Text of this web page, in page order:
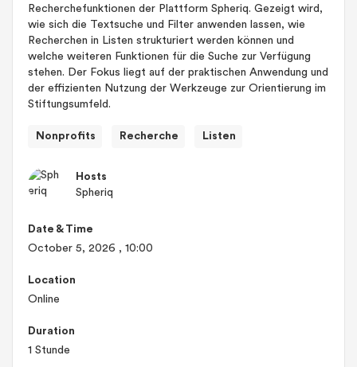
Recherchefunktionen der Plattform Spheriq. Gezeigt wird,
wie sich die Textsuche und Filter anwenden lassen, wie
Recherchen in Listen strukturiert werden können und
welche weiteren Funktionen für die Suche zur Verfügung
stehen. Der Fokus liegt auf der praktischen Anwendung und
der effizienten Nutzung der Werkzeuge zur Orientierung im
Stiftungsumfeld.
Nonprofits Recherche Listen
Hosts
Spheriq
Date & Time
October 5, 2026 , 10:00
Location
Online
Duration
1 Stunde